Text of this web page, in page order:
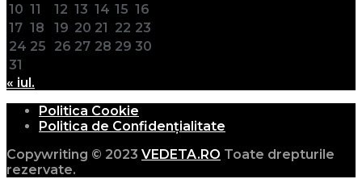
10 11 12 13 14 15 16
17 18 19 20 21 22 23
24 25 26 27 28 29 30
31
« iul.
Politica Cookie
Politica de Confidențialitate
Copywriting © 2023 VEDETA.RO Toate drepturile
rezervate.